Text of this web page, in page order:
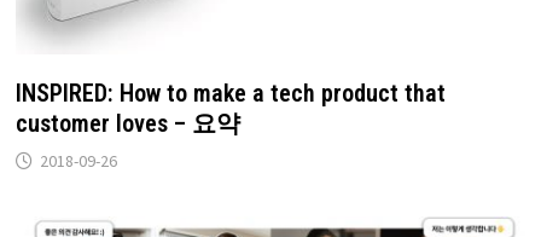
INSPIRED: How to make a tech product that
customer loves – 요약
2018-09-26